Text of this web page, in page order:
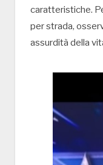
caratteristiche.
per strada,
assurdità della